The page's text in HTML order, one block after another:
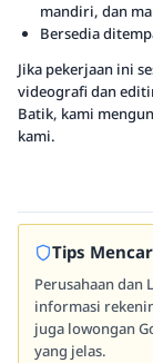
mandiri, dan
Bersedia
Jika pekerjaan ini
videografi dan
Batik, kami
kami.
Tips
Perusahaan
informasi
juga lowongan
yang jelas.